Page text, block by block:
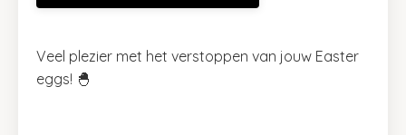
Veel plezier met het verstoppen van jouw Easter
eggs! 🐣